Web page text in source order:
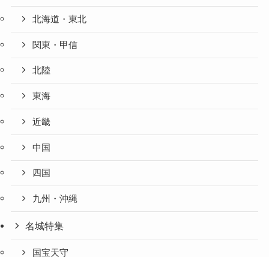
北海道・東北
関東・甲信
北陸
東海
近畿
中国
四国
九州・沖縄
名城特集
国宝天守